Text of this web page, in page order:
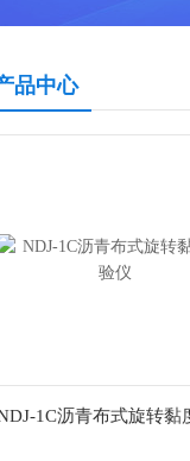
品中心
1C沥青布式旋转黏